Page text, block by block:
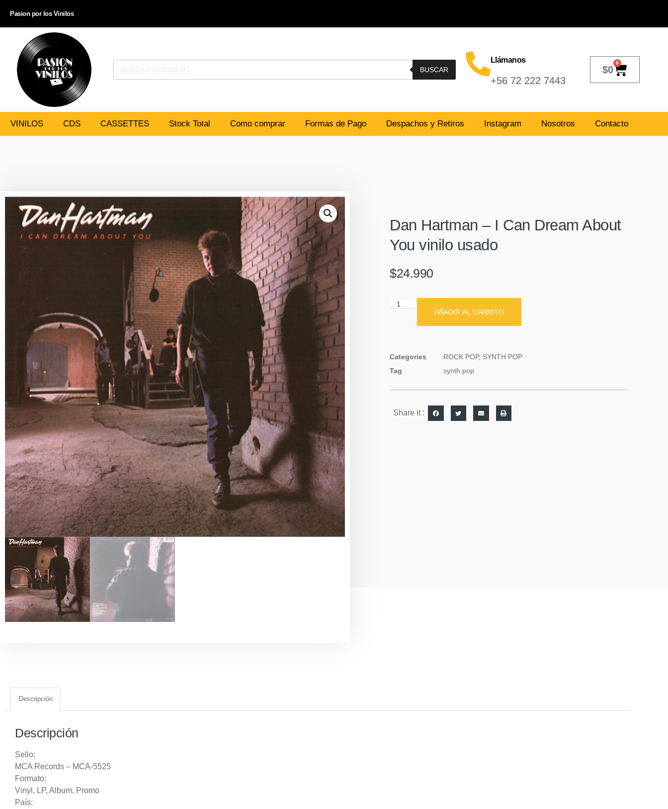
Pasion por los Vinilos
BUSCAR
Llámanos
+56 72 222 7443
$0
0
VINILOS CDS CASSETTES Stock Total Como comprar Formas de Pago Despachos y Retiros Instagram Nosotros Contacto
Dan Hartman ‎– I Can Dream About
You vinilo usado
$24.990
AÑADIR AL CARRITO
Categories ROCK POP, SYNTH POP
Tag
synth pop
Share it :
Descripción
Descripción
Sello:
MCA Records ‎– MCA-5525
Formato:
Vinyl , LP, Album, Promo
País: